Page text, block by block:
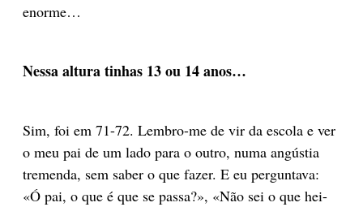
enorme…
Nessa altura tinhas 13 ou 14 anos…
Sim, foi em 71-72. Lembro-me de vir da escola e ver
o meu pai de um lado para o outro, numa angústia
tremenda, sem saber o que fazer. E eu perguntava:
«Ó pai, o que é que se passa?», «Não sei o que hei-